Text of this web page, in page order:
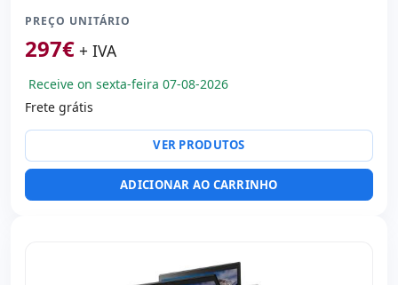
Processador: Intel Core i5 8350U 1.7 GHz.
Som: Realtek High Definition Audio
Tátil 15.5 '' FullHD 16: 10 · Resolução 1920x1080
Portas de vídeo:
Multimídia: Webcam · Leitor SD
Layout do teclado Espanhol · Teclado
numérico
hR embalagens
PREÇO UNITÁRIO
297€ + IVA
Receive on sexta-feira 07-08-2026
Frete grátis
VER PRODUTOS
ADICIONAR AO CARRINHO